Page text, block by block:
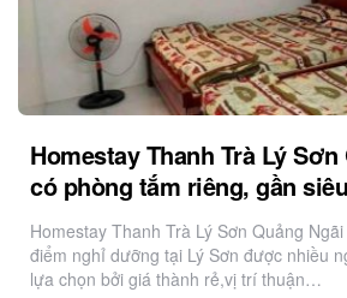
Homestay Thanh Trà Lý
có phòng tắm riêng, gần
Homestay Thanh Trà Lý Sơn Quảng
điểm nghỉ dưỡng tại Lý Sơn được nhiều
lựa chọn bởi giá thành rẻ,vị trí thuận…